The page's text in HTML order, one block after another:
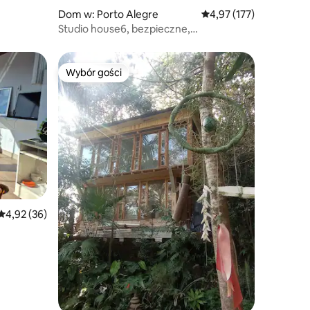
Dom w: Porto Alegre Średnia ocena: 4,97
4,97 (177)
Studio house6, bezpieczne,
ocena: 4,92 na 5, liczba recenzji: 36
4,92 (36)
Wybór gości
Wybór gości